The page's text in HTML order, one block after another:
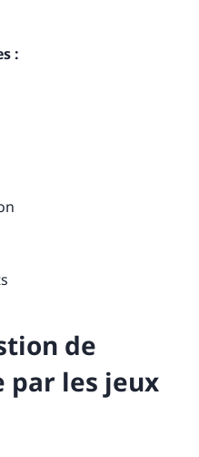
:
de
par les jeux